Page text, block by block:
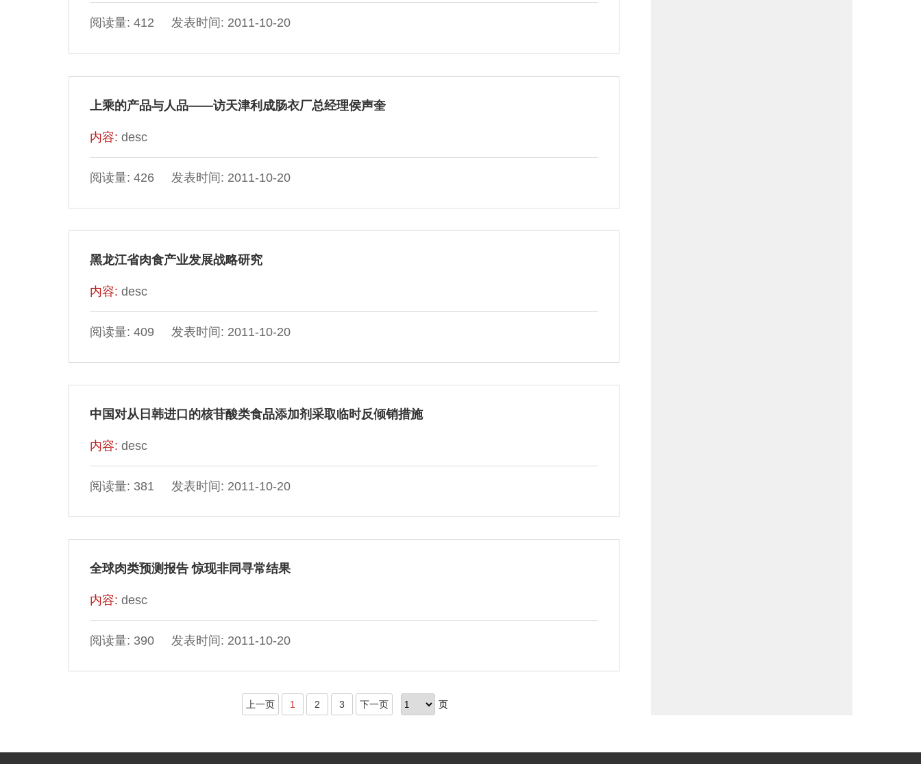
阅读量: 412 发表时间: 2011-10-20
上乘的产品与人品——访天津利成肠衣厂总经理侯声奎
内容: desc
阅读量: 426 发表时间: 2011-10-20
黑龙江省肉食产业发展战略研究
内容: desc
阅读量: 409 发表时间: 2011-10-20
中国对从日韩进口的核苷酸类食品添加剂采取临时反倾销措施
内容: desc
阅读量: 381 发表时间: 2011-10-20
全球肉类预测报告 惊现非同寻常结果
内容: desc
阅读量: 390 发表时间: 2011-10-20
上一页 1 2 3 下一页 页